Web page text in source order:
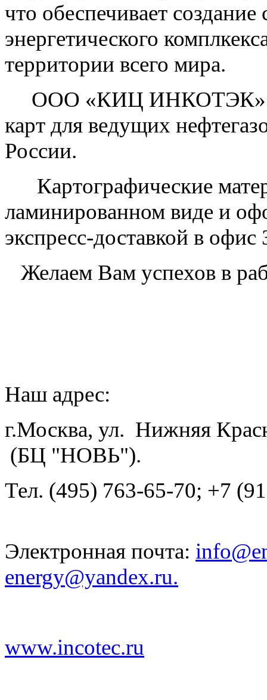
что обеспечивает
энергетического
территории всего мира.
ООО «КИЦ ИНКОТЭК»
карт для ведущих
России.
Картографические
ламинированном виде и
экспресс-доставкой в офис
Желаем Вам успехов в
Наш адрес:
г.Москва, ул. Нижняя
(БЦ "НОВЬ").
Тел. (495) 763-65-70; +7
Электронная почта:
energy@yandex.ru.
www.incotec.ru